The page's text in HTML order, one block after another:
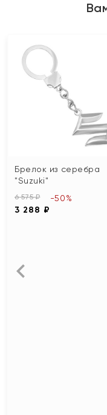
Брелок из серебра
"Suzuki"
6 575 ₽
3 288 ₽
-50%